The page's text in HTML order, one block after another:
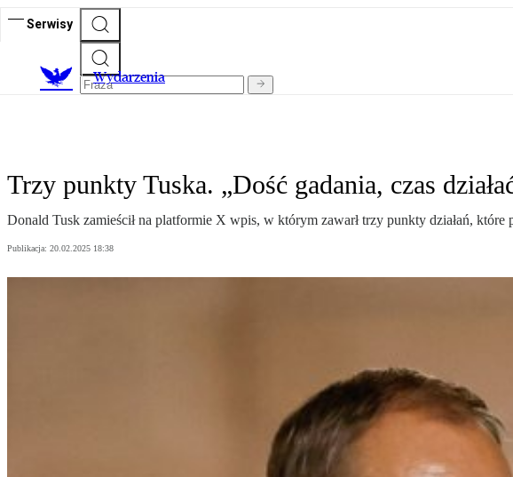
Serwisy
Wydarzenia
Trzy punkty Tuska. „Dość gadania, czas
Donald Tusk zamieścił na platformie X wpis, w którym zawarł trzy punkty działań,
Publikacja: 20.02.2025 18:38